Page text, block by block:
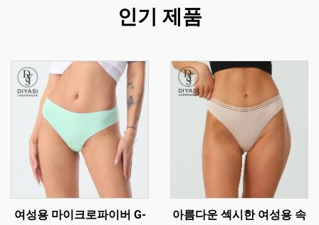
인기 제품
여성용 마이크로파이버 G-
아름다운 섹시한 여성용 속